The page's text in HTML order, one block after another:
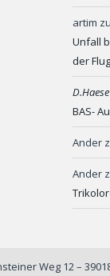
artim
Unfall
der
BAS-
Ander
Ander
Weg 12 –